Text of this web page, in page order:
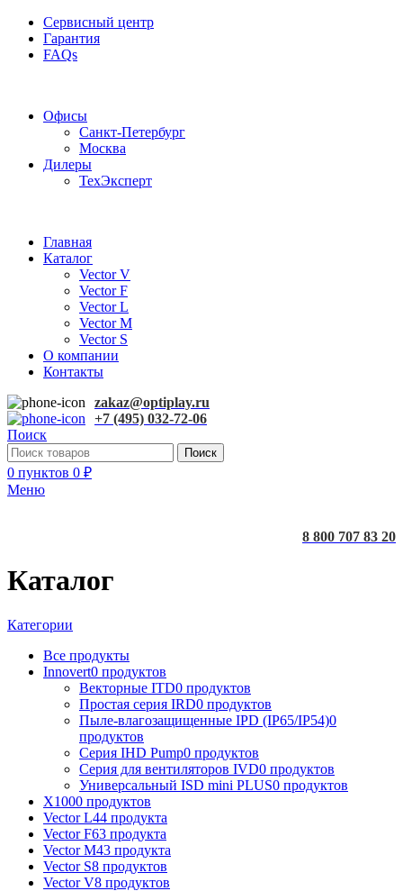
Сервисный центр
Гарантия
FAQs
Офисы
Санкт-Петербург
Москва
Дилеры
ТехЭксперт
Главная
Каталог
Vector V
Vector F
Vector L
Vector M
Vector S
О компании
Контакты
zakaz@optiplay.ru
+7 (495) 032-72-06
Поиск
Поиск
0 пунктов 0 ₽
Меню
8 800 707 83 20
Каталог
Категории
Все продукты
Innovert0 продуктов
Векторные ITD0 продуктов
Простая серия IRD0 продуктов
Пыле-влагозащищенные IPD (IP65/IP54)0
продуктов
Серия IHD Pump0 продуктов
Серия для вентиляторов IVD0 продуктов
Универсальный ISD mini PLUS0 продуктов
X1000 продуктов
Vector L44 продукта
Vector F63 продукта
Vector M43 продукта
Vector S8 продуктов
Vector V8 продуктов